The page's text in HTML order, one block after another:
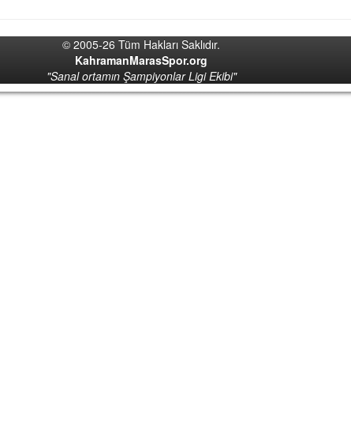
© 2005-26 Tüm Hakları Saklıdır.
KahramanMarasSpor.org
"Sanal ortamın Şampiyonlar Ligi Ekibi"